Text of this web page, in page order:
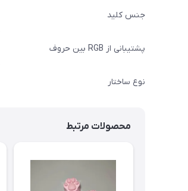
جنس کلید
پشتیبانی از RGB بین حروف
نوع ساختار
محصولات مرتبط